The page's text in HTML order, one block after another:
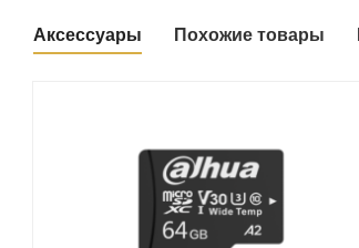
Аксессуары Похожие товары